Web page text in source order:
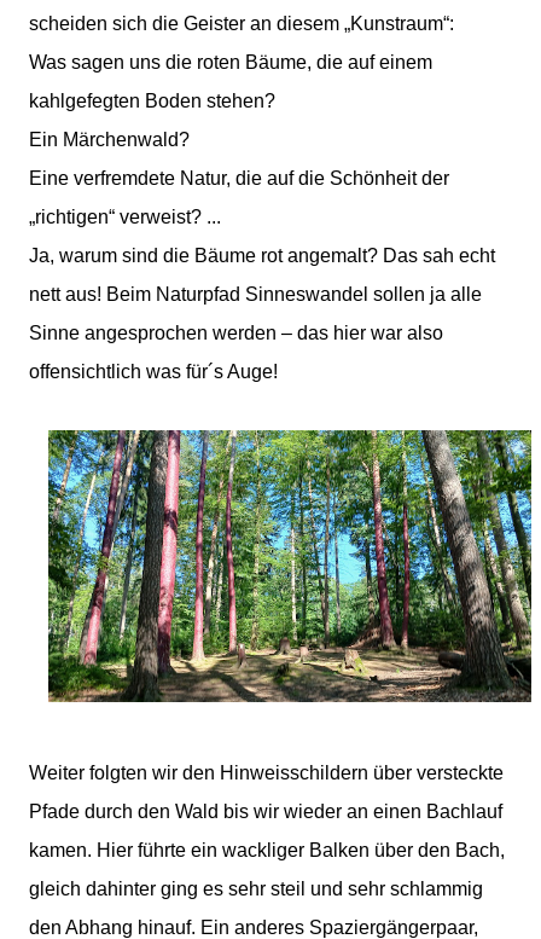
scheiden sich die Geister an diesem „Kunstraum“:
Was sagen uns die roten Bäume, die auf einem
kahlgefegten Boden stehen?
Ein Märchenwald?
Eine verfremdete Natur, die auf die Schönheit der
„richtigen“ verweist? ...
Ja, warum sind die Bäume rot angemalt? Das sah echt
nett aus! Beim Naturpfad Sinneswandel sollen ja alle
Sinne angesprochen werden – das hier war also
offensichtlich was für´s Auge!
Weiter folgten wir den Hinweisschildern über versteckte
Pfade durch den Wald bis wir wieder an einen Bachlauf
kamen. Hier führte ein wackliger Balken über den Bach,
gleich dahinter ging es sehr steil und sehr schlammig
den Abhang hinauf. Ein anderes Spaziergängerpaar,